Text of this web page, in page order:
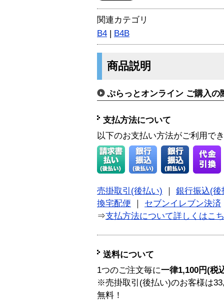
関連カテゴリ
B4 | B4B
商品説明
ぷらっとオンライン ご購入の
支払方法について
以下のお支払い方法がご利用で
売掛取引(後払い)
銀行振込(後
換宅配便
セブンイレブン決済
⇒支払方法について詳しくはこ
送料について
1つのご注文毎に一律1,100円(税
※売掛取引(後払い)のお客様は
無料！